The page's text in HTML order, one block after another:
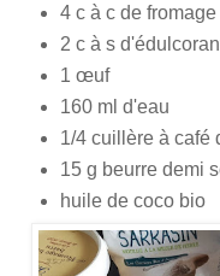
4 c à c de
2 c à s
1 œuf
160 ml d'eau
1/4 cuillère à café
15 g beurre demi
huile de coco bio